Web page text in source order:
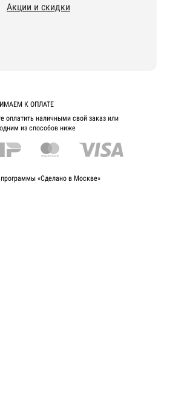
Акции и скидки
К ОПЛАТЕ
оплатить наличными свой заказ или
из способов ниже
«Сделано в Москве»